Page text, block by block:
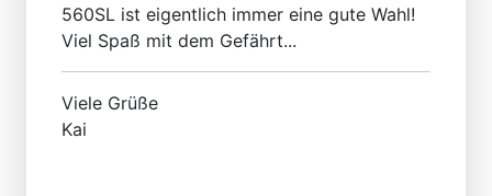
560SL ist eigentlich immer eine gute Wahl!
Viel Spaß mit dem Gefährt...
Viele Grüße
Kai